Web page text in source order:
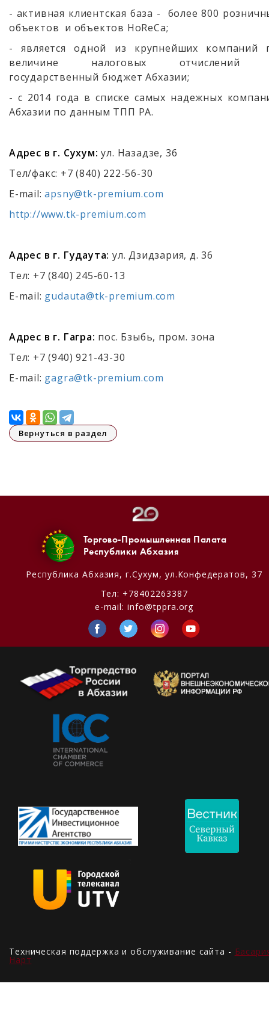
- активная клиентская база - более 800
объектов и объектов HoReCa;
- является одной из крупнейших компаний
величине налоговых отчислений
государственный бюджет Абхазии;
- c 2014 года в списке самых надежных
Абхазии по данным ТПП РА.
Адрес в г. Сухум: ул. Назадзе, 36
Тел/факс: +7 (840) 222-56-30
E-mail:apsny@tk-premium.com
http://www.tk-premium.com
Адрес в г. Гудаута: ул. Дзидзария, д. 36
Тел: +7 (840) 245-60-13
E-mail: gudauta@tk-premium.com
Адрес в г. Гагра: пос. Бзыбь, пром. зона
Тел: +7 (940) 921-43-30
E-mail: gagra@tk-premium.com
Вернуться в раздел
Торгово-Промышленная Палата
Республики Абхазия
Республика Абхазия, г.Сухум, ул.Конфедератов, 37
Тел: +78402263387
e-mail:info@tppra.org
Техническая поддержка и обслуживание сайта -
Нарт